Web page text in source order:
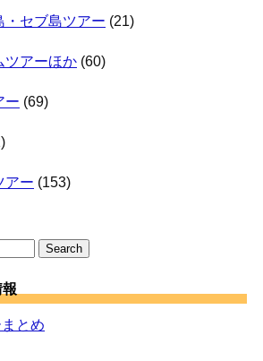
・セブ島ツアー (21)
ツアーほか (60)
ー (69)
アー (153)
とめ